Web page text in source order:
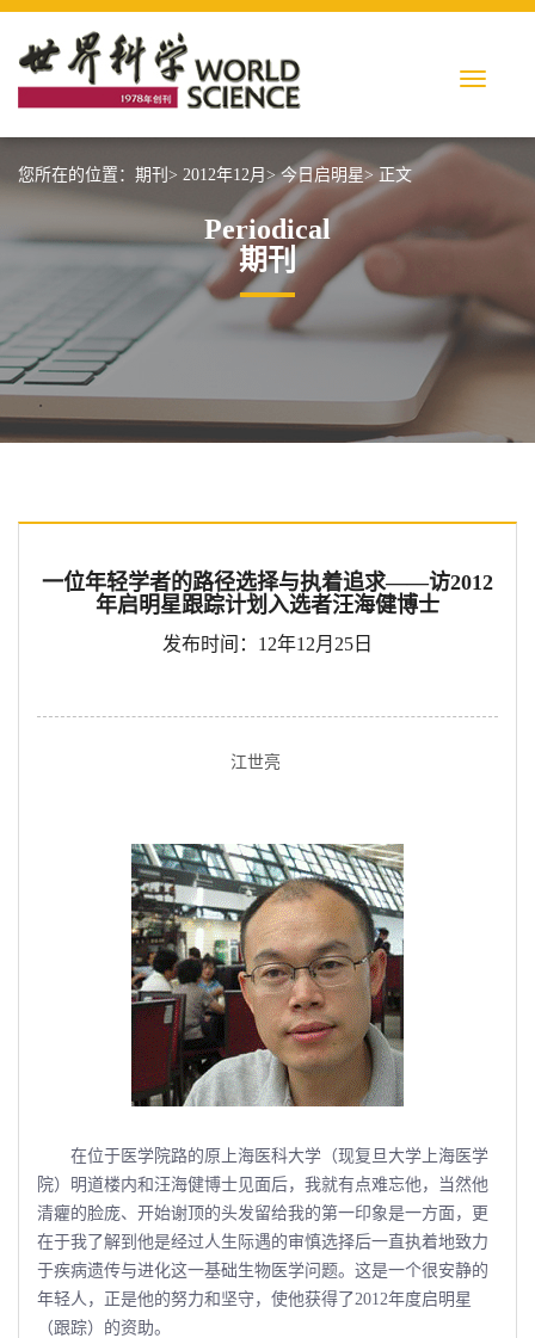
您所在的位置： 期刊> 2012年12月> 今日启明星> 正文
Periodical
期刊
一位年轻学者的路径选择与执着追求——访2012
年启明星跟踪计划入选者汪海健博士
发布时间：12年12月25日
江世亮
在位于医学院路的原上海医科大学（现复旦大学上海医学
院）明道楼内和汪海健博士见面后，我就有点难忘他，当然他
清癯的脸庞、开始谢顶的头发留给我的第一印象是一方面，更
在于我了解到他是经过人生际遇的审慎选择后一直执着地致力
于疾病遗传与进化这一基础生物医学问题。这是一个很安静的
年轻人，正是他的努力和坚守，使他获得了2012年度启明星
（跟踪）的资助。